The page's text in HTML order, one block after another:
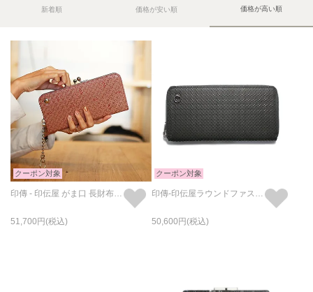
価格が安い順 価格が高い順
新着順
クーポン対象
印傳 - 印伝屋 がま口 長財布 RED×WHITE 無響柄
51,700
クーポン対象
印傳-印伝屋ラウンドファスナー長財布ドット柄/ロングウォレット
50,600